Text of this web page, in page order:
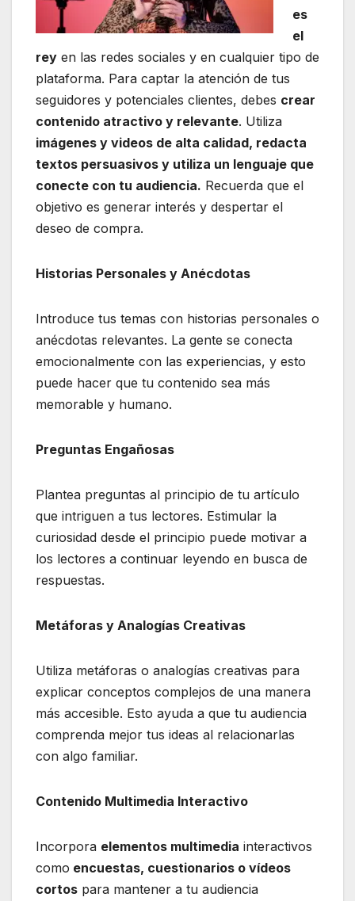
es
el
rey en las redes sociales y en cualquier tipo de
plataforma. Para captar la atención de tus
seguidores y potenciales clientes, debes crear
contenido atractivo y relevante. Utiliza
imágenes y videos de alta calidad, redacta
textos persuasivos y utiliza un lenguaje que
conecte con tu audiencia. Recuerda que el
objetivo es generar interés y despertar el
deseo de compra.
Historias Personales y Anécdotas
Introduce tus temas con historias personales o
anécdotas relevantes. La gente se conecta
emocionalmente con las experiencias, y esto
puede hacer que tu contenido sea más
memorable y humano.
Preguntas Engañosas
Plantea preguntas al principio de tu artículo
que intriguen a tus lectores. Estimular la
curiosidad desde el principio puede motivar a
los lectores a continuar leyendo en busca de
respuestas.
Metáforas y Analogías Creativas
Utiliza metáforas o analogías creativas para
explicar conceptos complejos de una manera
más accesible. Esto ayuda a que tu audiencia
comprenda mejor tus ideas al relacionarlas
con algo familiar.
Contenido Multimedia Interactivo
Incorpora elementos multimedia interactivos
como encuestas, cuestionarios o vídeos
cortos para mantener a tu audiencia